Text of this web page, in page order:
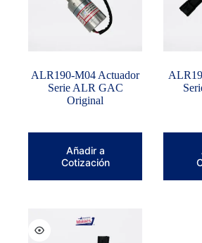
ALR190-M04 Actuador
Serie ALR GAC
Original
Añadir a
Cotización